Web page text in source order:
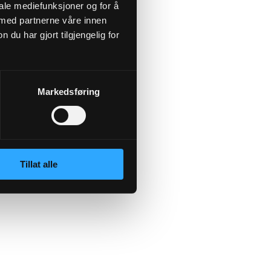
mediefunksjoner og for å
partnerne våre innen
du har gjort tilgjengelig for
Markedsføring
Tillat alle
information).